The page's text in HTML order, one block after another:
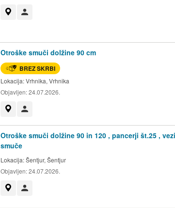
Otroške smuči dolžine 90 cm
BREZ SKRBI
Lokacija:Vrhnika, Vrhnika
Objavljen:24.07.2026.
Otroške smuči dolžine 90 in 120 , pancerji št.25 ,
smuče
Lokacija:Šentjur, Šentjur
Objavljen:24.07.2026.